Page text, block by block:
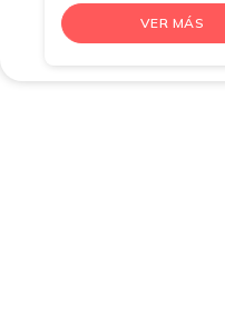
VER MÁS